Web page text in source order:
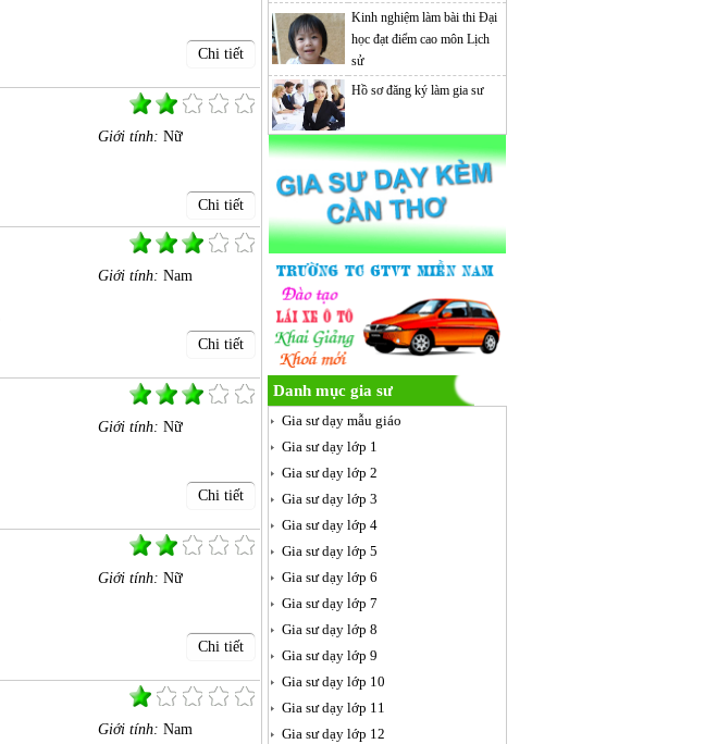
Chi tiết
Giới tính: Nữ
Chi tiết
Giới tính: Nam
Chi tiết
Giới tính: Nữ
Chi tiết
Giới tính: Nữ
Chi tiết
Giới tính: Nam
Kinh nghiệm làm bài thi Đại
học đạt điểm cao môn Lịch
sử
Hồ sơ đăng ký làm gia sư
Danh mục gia sư
Gia sư dạy mẫu giáo
Gia sư dạy lớp 1
Gia sư dạy lớp 2
Gia sư dạy lớp 3
Gia sư dạy lớp 4
Gia sư dạy lớp 5
Gia sư dạy lớp 6
Gia sư dạy lớp 7
Gia sư dạy lớp 8
Gia sư dạy lớp 9
Gia sư dạy lớp 10
Gia sư dạy lớp 11
Gia sư dạy lớp 12